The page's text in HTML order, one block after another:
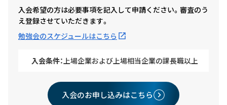
入会希望の方は必要事項を記入して申請ください。審査のう
え登録させていただきます。
勉強会のスケジュールはこちら
入会条件： 上場企業および上場相当企業の課長職以上
入会のお申し込みはこちら